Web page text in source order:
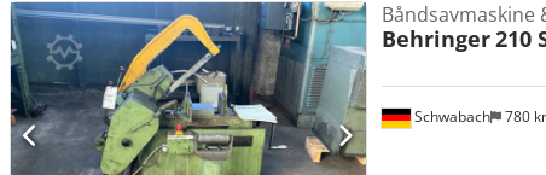
Schwabach 780
Båndsavmaskine
Behringer210